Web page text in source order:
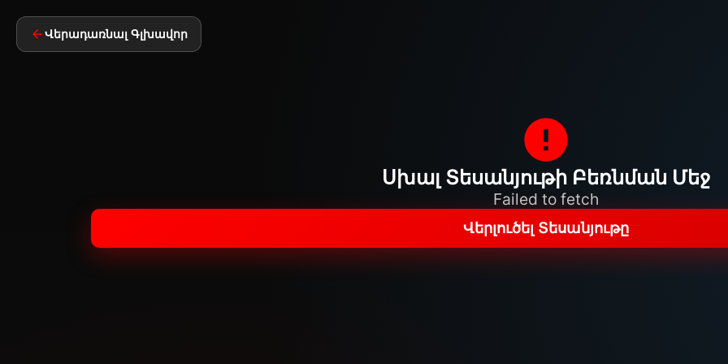
Վերադառնալ Գլխավոր
Սխալ Տեսանյութի Բեռնման Մեջ
Failed to fetch
Վերլուծել Տեսանյութը